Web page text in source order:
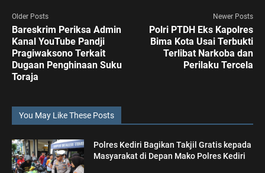
Older Posts
Bareskrim Periksa Admin
Kanal YouTube Pandji
Pragiwaksono Terkait
Dugaan Penghinaan Suku
Toraja
Newer Posts
Polri PTDH Eks Kapolres
Bima Kota Usai Terbukti
Terlibat Narkoba dan
Perilaku Tercela
You May Like These Posts
Polres Kediri Bagikan Takjil Gratis kepada
Masyarakat di Depan Mako Polres Kediri